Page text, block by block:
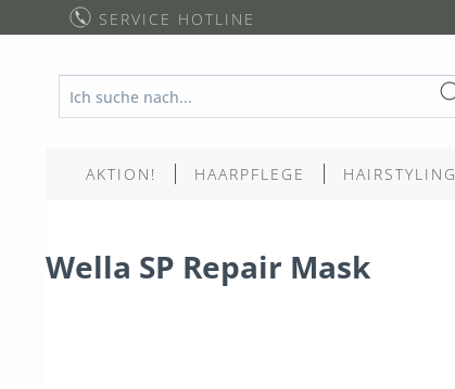
SERVICE HOTLINE
AKTION! HAARPFLEGE HAIRSTYLING
Wella SP Repair Mask